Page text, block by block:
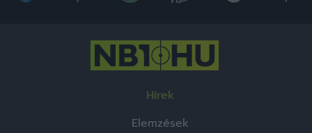
Hírek
Elemzések